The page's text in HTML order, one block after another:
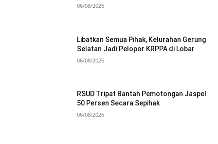
06/08/2026
Libatkan Semua Pihak, Kelurahan Gerung
Selatan Jadi Pelopor KRPPA di Lobar
06/08/2026
RSUD Tripat Bantah Pemotongan Jaspel
50 Persen Secara Sepihak
06/08/2026